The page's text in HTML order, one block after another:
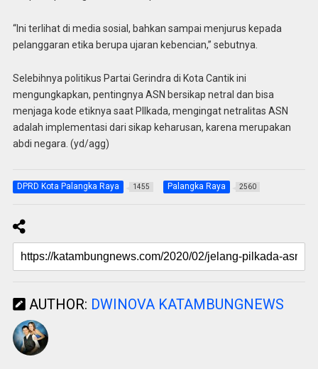
“Ini terlihat di media sosial, bahkan sampai menjurus kepada
pelanggaran etika berupa ujaran kebencian,” sebutnya.
Selebihnya politikus Partai Gerindra di Kota Cantik ini
mengungkapkan, pentingnya ASN bersikap netral dan bisa
menjaga kode etiknya saat PIlkada, mengingat netralitas ASN
adalah implementasi dari sikap keharusan, karena merupakan
abdi negara. (yd/agg)
DPRD Kota Palangka Raya 1455 Palangka Raya 2560
AUTHOR: DWINOVA KATAMBUNGNEWS